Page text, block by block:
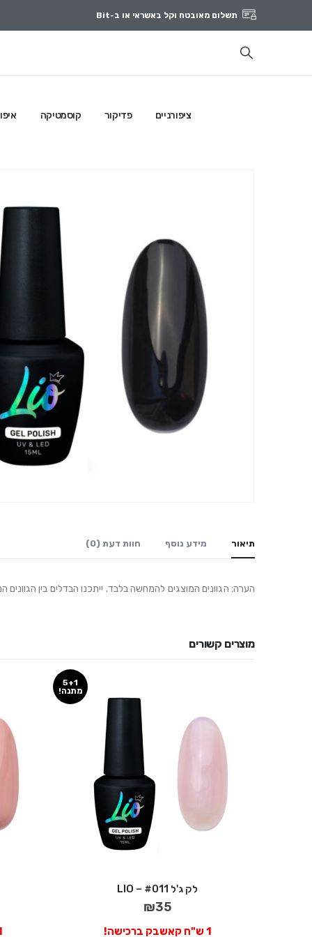
תשלום מאובטח וקל באשראי או ב-Bit
ציפורניים פדיקור קוסמטיקה
תיאור מידע נוסף חוות דעת (0)
הערה: הגוונים המוצגים להמחשה בלבד. ייתכנו הבדלים בין
מוצרים קשורים
5+1
מתנה!
לק ג'ל #011 – LIO
₪35
1 ש"ח קאשבק ברכישה! 1 ש"ח